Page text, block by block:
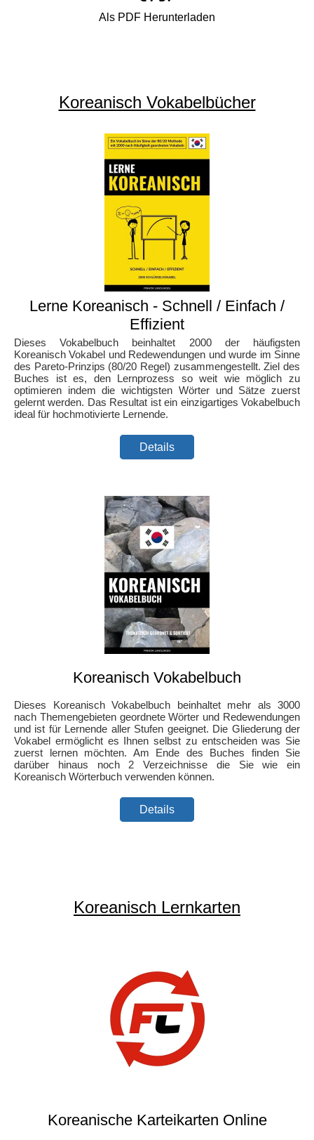
Als PDF Herunterladen
Koreanisch Vokabelbücher
Lerne Koreanisch - Schnell / Einfach /
Effizient
Dieses Vokabelbuch beinhaltet 2000 der häufigsten
Koreanisch Vokabel und Redewendungen und wurde im Sinne
des Pareto-Prinzips (80/20 Regel) zusammengestellt. Ziel des
Buches ist es, den Lernprozess so weit wie möglich zu
optimieren indem die wichtigsten Wörter und Sätze zuerst
gelernt werden. Das Resultat ist ein einzigartiges Vokabelbuch
ideal für hochmotivierte Lernende.
Details
Koreanisch Vokabelbuch
Dieses Koreanisch Vokabelbuch beinhaltet mehr als 3000
nach Themengebieten geordnete Wörter und Redewendungen
und ist für Lernende aller Stufen geeignet. Die Gliederung der
Vokabel ermöglicht es Ihnen selbst zu entscheiden was Sie
zuerst lernen möchten. Am Ende des Buches finden Sie
darüber hinaus noch 2 Verzeichnisse die Sie wie ein
Koreanisch Wörterbuch verwenden können.
Details
Koreanisch Lernkarten
Koreanische Karteikarten Online